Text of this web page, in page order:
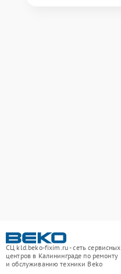
СЦ kld.beko-fixim.ru - сеть сервисных
центров в Калининграде по ремонту
и обслуживанию техники Beko